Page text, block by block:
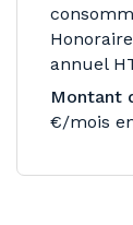
annuel
Montant
€/mois